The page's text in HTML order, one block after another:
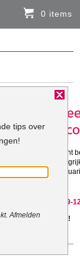
doel: 11-8-2010
een gezond gewicht
is het nu vooral
ga ik van 14
met haar doel op 29-
geef het niet op!
0 items
tips over
Afmelden